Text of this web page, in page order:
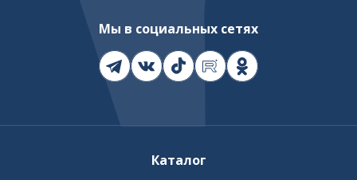
Мы в социальных сетях
Каталог